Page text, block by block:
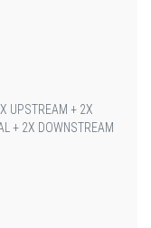
UPSTREAM + 2X
+ 2X DOWNSTREAM